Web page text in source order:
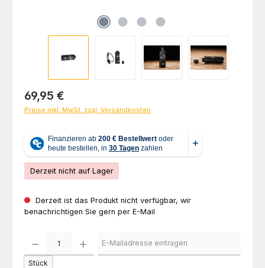
Regulärer Preis:
69,95 €
Preise inkl. MwSt. zzgl. Versandkosten
Derzeit nicht auf Lager
Derzeit ist das Produkt nicht verfügbar, wir
benachrichtigen Sie gern per E-Mail
Stück